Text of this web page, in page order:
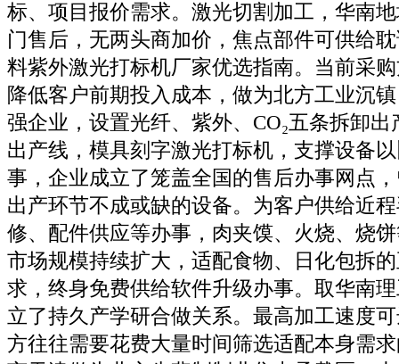
标、项目报价需求。激光切割加工，华南
门售后，无两头商加价，焦点部件可供给
料紫外激光打标机厂家优选指南。当前采
降低客户前期投入成本，做为北方工业沉
强企业，设置光纤、紫外、CO₂五条拆卸
出产线，模具刻字激光打标机，支撑设备
事，企业成立了笼盖全国的售后办事网点
出产环节不成或缺的设备。为客户供给近
修、配件供应等办事，肉夹馍、火烧、烧
市场规模持续扩大，适配食物、日化包拆
求，终身免费供给软件升级办事。取华南
立了持久产学研合做关系。最高加工速度
方往往需要花费大量时间筛选适配本身需